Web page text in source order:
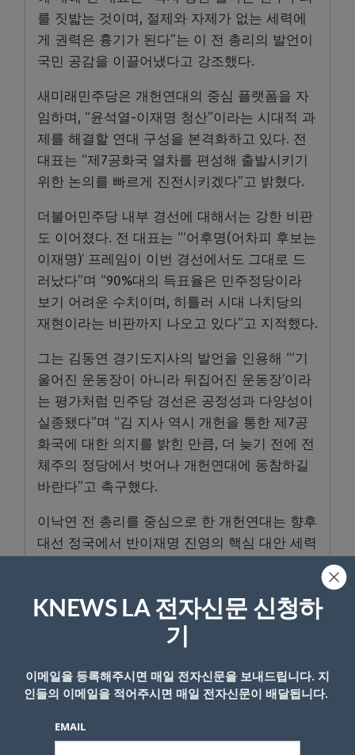
를 짓밟는 것이며, 절제와 자제가 없는 세력에
게 권력은 흉기가 된다”는 이 전 총리의 발언이
국민 공감을 이끌어냈다고 강조했다.
새미래민주당은 개헌연대의 중심 플랫폼을 자
임하며, “윤석열-이재명 청산”이라는 시대적 과
제를 해결할 연대 구성을 본격화하고 있다. 전
대표는 “제7공화국 열차를 편성해 출발시키기
위한 논의를 빠르게 진전시키겠다”고 밝혔다.
더불어민주당 내부 경선에 대해서는 강한 비판
도 이어졌다. 전 대표는 “‘어후명(어차피 후보는
이재명)’ 프레임이 이번 경선에서도 그대로 드
러났다”며 “90%대의 득표율은 민주정당이라
보기 어려운 수치이며, 히틀러 시대 나치당의
재현이라는 비판까지 나오고 있다”고 지적했다.
그는 김동연 경기도지사의 발언을 인용해 “‘기
울어진 운동장이 아니라 뒤집어진 운동장’이라
는 평가처럼 민주당 경선은 공정성과 다양성이
실종됐다”며 “김 지사 역시 개헌을 통한 제7공
화국에 대한 의지를 밝힌 만큼, 더 늦기 전에 전
체주의 정당에서 벗어나 개헌연대에 동참하길
바란다”고 촉구했다.
이낙연 전 총리를 중심으로 한 개헌연대는 향후
대선 정국에서 반이재명 진영의 핵심 대안 세력
- Copyright © KNEWSLA.COM, 무단 전재 및 재배포 금지
KNEWS LA 전자신문 신청하
기
이메일을 등록해주시면 매일 전자신문을 보내드립니다. 지
인들의 이메일을 적어주시면 매일 전자신문이 배달됩니다.
EMAIL